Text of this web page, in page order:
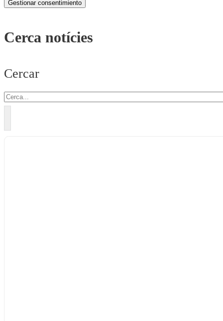
Gestionar consentimiento
Cerca notícies
Cercar